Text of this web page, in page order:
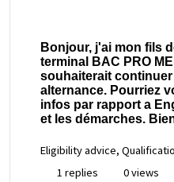
Bonjour, j'ai mon fils
terminal BAC PRO
souhaiterait
alternance. Pourriez
infos par rapport a
et les démarches.
Eligibility advice,
1 replies
0 views